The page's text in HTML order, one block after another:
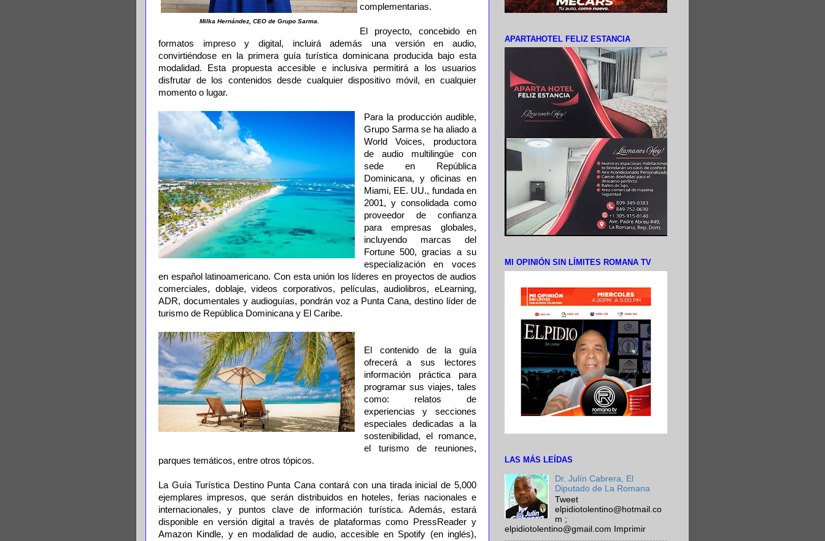
Milka Hernández, CEO de Grupo Sarma.
complementarias.
El proyecto, concebido en
formatos impreso y digital, incluirá además una versión en audio,
convirtiéndose en la primera guía turística dominicana producida bajo esta
modalidad. Esta propuesta accesible e inclusiva permitirá a los usuarios
disfrutar de los contenidos desde cualquier dispositivo móvil, en cualquier
momento o lugar.
Para la producción audible,
Grupo Sarma se ha aliado a
World Voices, productora
de audio multilingüe con
sede en República
Dominicana, y oficinas en
Miami, EE. UU., fundada en
2001, y consolidada como
proveedor de confianza
para empresas globales,
incluyendo marcas del
Fortune 500, gracias a su
especialización en voces
en español latinoamericano. Con esta unión los líderes en proyectos de audios
comerciales, doblaje, videos corporativos, películas, audiolibros, eLearning,
ADR, documentales y audioguías, pondrán voz a Punta Cana, destino líder de
turismo de República Dominicana y El Caribe.
El contenido de la guía
ofrecerá a sus lectores
información práctica para
programar sus viajes, tales
como: relatos de
experiencias y secciones
especiales dedicadas a la
sostenibilidad, el romance,
el turismo de reuniones,
parques temáticos, entre otros tópicos.
La Guía Turística Destino Punta Cana contará con una tirada inicial de 5,000
ejemplares impresos, que serán distribuidos en hoteles, ferias nacionales e
internacionales, y puntos clave de información turística. Además, estará
disponible en versión digital a través de plataformas como PressReader y
Amazon Kindle, y en modalidad de audio, accesible en Spotify (en inglés),
APARTAHOTEL FELIZ ESTANCIA
MI OPINIÓN SIN LÍMITES ROMANA TV
LAS MÁS LEÍDAS
Dr. Julín Cabrera, El
Diputado de La Romana
Tweet
elpidiotolentino@hotmail.co
m ;
elpidiotolentino@gmail.com Imprimir